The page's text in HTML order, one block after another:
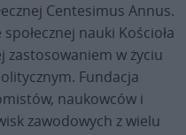
Centesimus Annus.
nauki Kościoła
zastosowaniem w życiu
Fundacja
naukowców i
zawodowych z wielu